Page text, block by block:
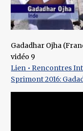
Gadadhar Ojha
vidéo 9
Lien • Rencontres
Sprimont 2016: